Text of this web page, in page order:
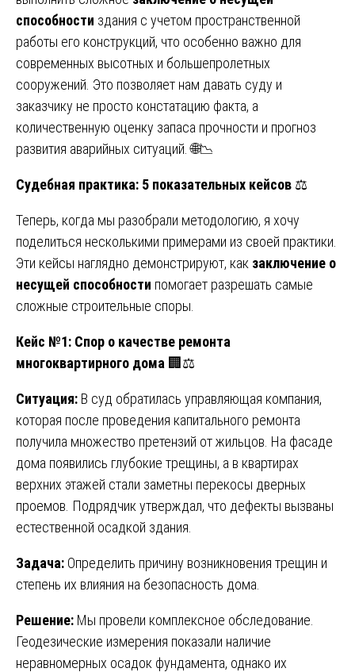
способности здания с учетом пространственной
работы его конструкций, что особенно важно для
современных высотных и большепролетных
сооружений. Это позволяет нам давать суду и
заказчику не просто констатацию факта, а
количественную оценку запаса прочности и прогноз
развития аварийных ситуаций. 🌐📉
Судебная практика: 5 показательных кейсов ⚖️
Теперь, когда мы разобрали методологию, я хочу
поделиться несколькими примерами из своей практики.
Эти кейсы наглядно демонстрируют, как заключение о
несущей способности помогает разрешать самые
сложные строительные споры.
Кейс №1: Спор о качестве ремонта
многоквартирного дома 🏢⚖️
Ситуация: В суд обратилась управляющая компания,
которая после проведения капитального ремонта
получила множество претензий от жильцов. На фасаде
дома появились глубокие трещины, а в квартирах
верхних этажей стали заметны перекосы дверных
проемов. Подрядчик утверждал, что дефекты вызваны
естественной осадкой здания.
Задача: Определить причину возникновения трещин и
степень их влияния на безопасность дома.
Решение: Мы провели комплексное обследование.
Геодезические измерения показали наличие
неравномерных осадок фундамента, однако их